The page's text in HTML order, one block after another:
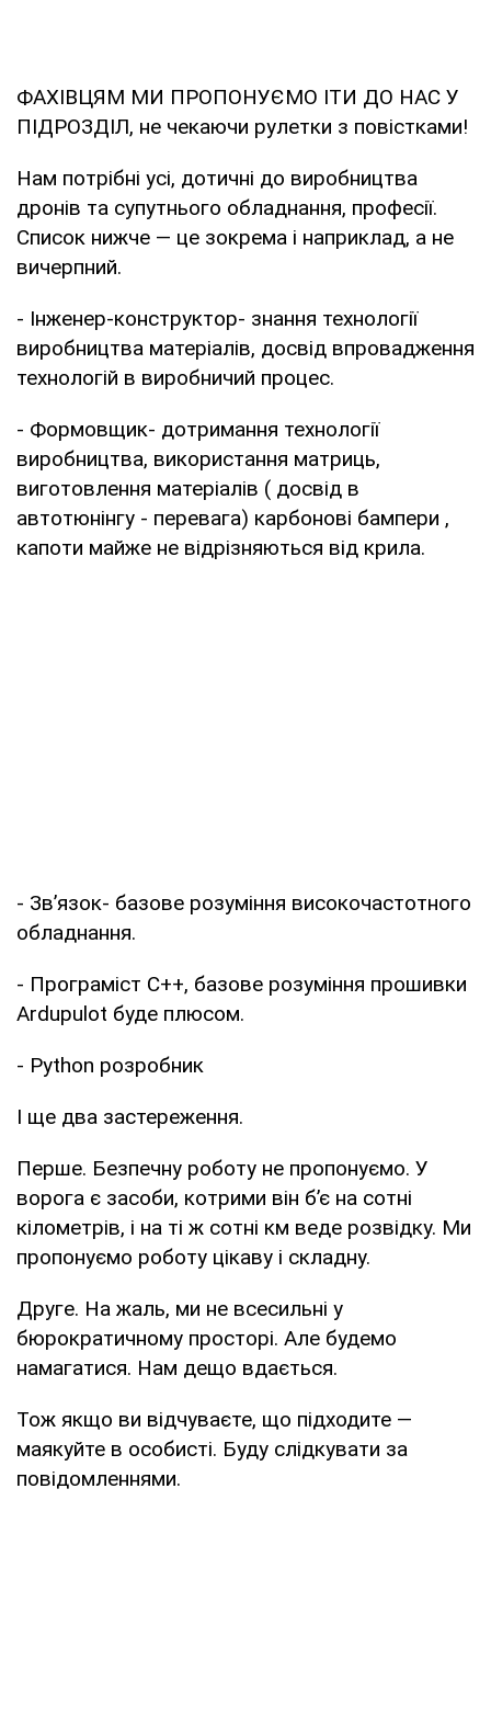
ФАХІВЦЯМ МИ ПРОПОНУЄМО ІТИ ДО НАС У
ПІДРОЗДІЛ, не чекаючи рулетки з повістками!
Нам потрібні усі, дотичні до виробництва
дронів та супутнього обладнання, професії.
Список нижче — це зокрема і наприклад, а не
вичерпний.
- Інженер-конструктор- знання технології
виробництва матеріалів, досвід впровадження
технологій в виробничий процес.
- Формовщик- дотримання технології
виробництва, використання матриць,
виготовлення матеріалів ( досвід в
автотюнінгу - перевага) карбонові бампери ,
капоти майже не відрізняються від крила.
- Звʼязок- базове розуміння високочастотного
обладнання.
- Програміст С++, базове розуміння прошивки
Ardupulot буде плюсом.
- Python розробник
І ще два застереження.
Перше. Безпечну роботу не пропонуємо. У
ворога є засоби, котрими він б’є на сотні
кілометрів, і на ті ж сотні км веде розвідку. Ми
пропонуємо роботу цікаву і складну.
Друге. На жаль, ми не всесильні у
бюрократичному просторі. Але будемо
намагатися. Нам дещо вдається.
Тож якщо ви відчуваєте, що підходите —
маякуйте в особисті. Буду слідкувати за
повідомленнями.